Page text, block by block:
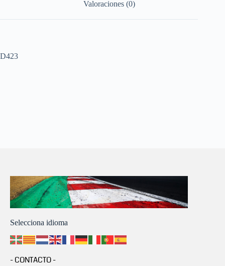
Valoraciones (0)
D423
Selecciona idioma
- CONTACTO -